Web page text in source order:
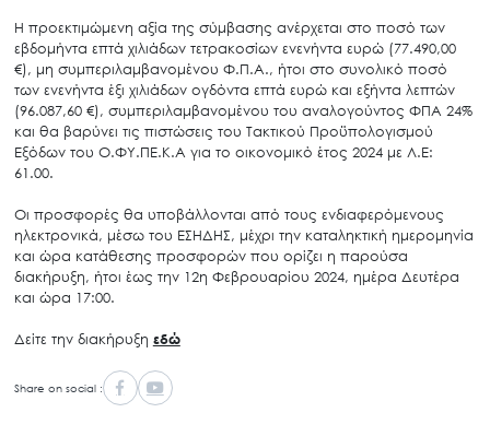
Η προεκτιμώμενη αξία της σύμβασης ανέρχεται στο ποσό των
εβδομήντα επτά χιλιάδων τετρακοσίων ενενήντα ευρώ (77.490,00
€), μη συμπεριλαμβανομένου Φ.Π.Α., ήτοι στο συνολικό ποσό
των ενενήντα έξι χιλιάδων ογδόντα επτά ευρώ και εξήντα λεπτών
(96.087,60 €), συμπεριλαμβανομένου του αναλογούντος ΦΠΑ 24%
και θα βαρύνει τις πιστώσεις του Τακτικού Προϋπολογισμού
Εξόδων του Ο.ΦΥ.ΠΕ.Κ.Α για το οικονομικό έτος 2024 με Λ.Ε:
61.00.
Οι προσφορές θα υποβάλλονται από τους ενδιαφερόμενους
ηλεκτρονικά, μέσω του ΕΣΗΔΗΣ, μέχρι την καταληκτική ημερομηνία
και ώρα κατάθεσης προσφορών που ορίζει η παρούσα
διακήρυξη, ήτοι έως την 12η Φεβρουαρίου 2024, ημέρα Δευτέρα
και ώρα 17:00.
Δείτε την διακήρυξη εδώ
Share on social :